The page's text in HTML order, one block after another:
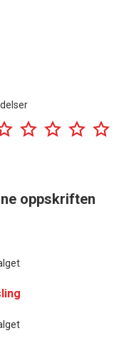
oppskriften